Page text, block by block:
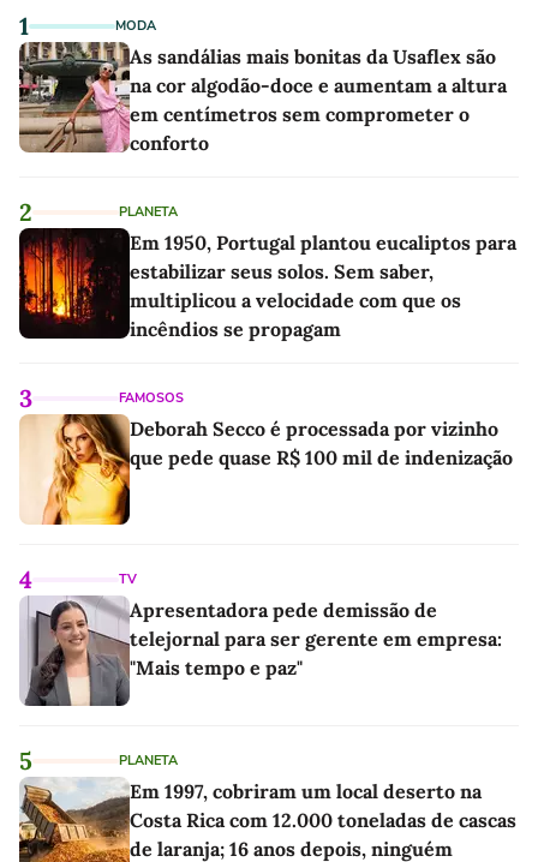
1 MODA
As sandálias mais bonitas da Usaflex são
na cor algodão-doce e aumentam a altura
em centímetros sem comprometer o
conforto
2 PLANETA
Em 1950, Portugal plantou eucaliptos para
estabilizar seus solos. Sem saber,
multiplicou a velocidade com que os
incêndios se propagam
3 FAMOSOS
Deborah Secco é processada por vizinho
que pede quase R$ 100 mil de indenização
4 TV
Apresentadora pede demissão de
telejornal para ser gerente em empresa:
"Mais tempo e paz"
5 PLANETA
Em 1997, cobriram um local deserto na
Costa Rica com 12.000 toneladas de cascas
de laranja; 16 anos depois, ninguém